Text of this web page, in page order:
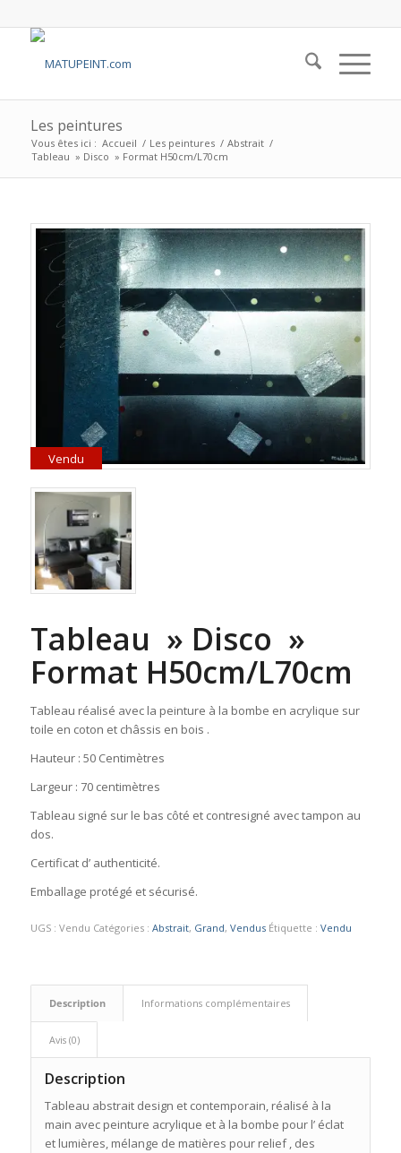
Les peintures
Vous êtes ici : Accueil / Les peintures / Abstrait /
Tableau » Disco » Format H50cm/L70cm
Vendu
Tableau » Disco »
Format H50cm/L70cm
Tableau réalisé avec la peinture à la bombe en acrylique sur
toile en coton et châssis en bois .
Hauteur : 50 Centimètres
Largeur : 70 centimètres
Tableau signé sur le bas côté et contresigné avec tampon au
dos.
Certificat d’ authenticité.
Emballage protégé et sécurisé.
UGS : Vendu Catégories : Abstrait, Grand, Vendus Étiquette : Vendu
Description Informations complémentaires
Avis (0)
Description
Tableau abstrait design et contemporain, réalisé à la
main avec peinture acrylique et à la bombe pour l’ éclat
et lumières, mélange de matières pour relief , des